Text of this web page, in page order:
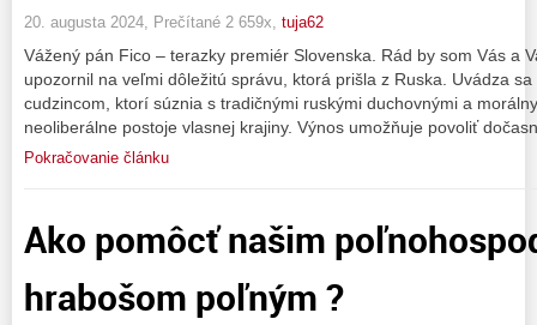
20. augusta 2024, Prečítané 2 659x, tuja62
Vážený pán Fico – terazky premiér Slovenska. Rád by som Vás a
upozornil na veľmi dôležitú správu, ktorá prišla z Ruska. Uvádza
cudzincom, ktorí súznia s tradičnými ruskými duchovnými a
neoliberálne postoje vlasnej krajiny. Výnos umožňuje povoliť
Pokračovanie článku
Ako pomôcť našim
hrabošom poľným ?